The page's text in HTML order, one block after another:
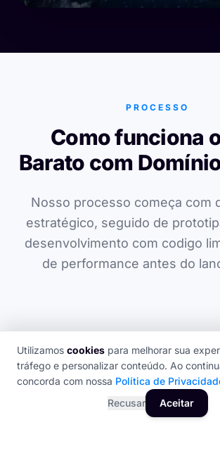
PROCESSO
Como funciona
Barato com
Nosso processo começa com
estratégico, seguido de
desenvolvimento com codigo
de performance antes do
Utilizamos cookies para melhorar sua
tráfego e personalizar conteúdo. Ao
concorda com nossa Política de
Recusar
Aceitar